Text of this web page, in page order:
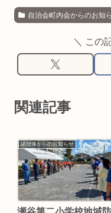
自治会町内会からのお知
＼ この
関連記事
諸団体からのお知らせ